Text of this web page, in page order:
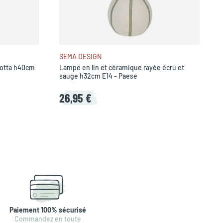
h40cm
SEMA DESIGN
Lampe en lin et céramique rayée écru et
sauge h32cm E14 - Paese
26,95 €
Paiement 100% sécurisé
Commandez en toute